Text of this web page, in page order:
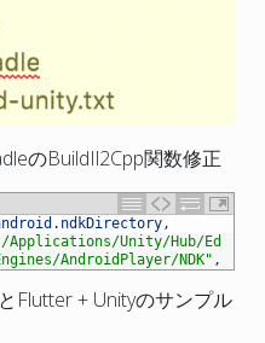
のBuildIl2Cpp関数修正
. ndkDirectory,
Applications/Unity/Hub/Ed
AndroidPlayer/NDK" ,
Flutter + Unityのサンプル